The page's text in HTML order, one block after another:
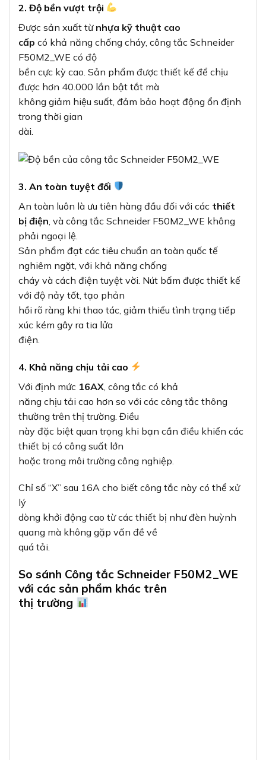
2. Độ bền vượt trội
Được sản xuất từ nhựa kỹ thuật cao
cấp có khả năng chống cháy, công tắc Schneider
F50M2_WE có độ
bền cực kỳ cao. Sản phẩm được thiết kế để chịu
được hơn 40.000 lần bật tắt mà
không giảm hiệu suất, đảm bảo hoạt động ổn định
trong thời gian
dài.
3. An toàn tuyệt đối
An toàn luôn là ưu tiên hàng đầu đối với các thiết
bị điện , và công tắc Schneider F50M2_WE không
phải ngoại lệ.
Sản phẩm đạt các tiêu chuẩn an toàn quốc tế
nghiêm ngặt, với khả năng chống
cháy và cách điện tuyệt vời. Nút bấm được thiết kế
với độ nảy tốt, tạo phản
hồi rõ ràng khi thao tác, giảm thiểu tình trạng tiếp
xúc kém gây ra tia lửa
điện.
4. Khả năng chịu tải cao
Với định mức 16AX , công tắc có khả
năng chịu tải cao hơn so với các công tắc thông
thường trên thị trường. Điều
này đặc biệt quan trọng khi bạn cần điều khiển các
thiết bị có công suất lớn
hoặc trong môi trường công nghiệp.
Chỉ số “X” sau 16A cho biết công tắc này có thể xử
lý
dòng khởi động cao từ các thiết bị như đèn huỳnh
quang mà không gặp vấn đề về
quá tải.
So sánh Công tắc Schneider F50M2_WE
với các sản phẩm khác trên
thị trường